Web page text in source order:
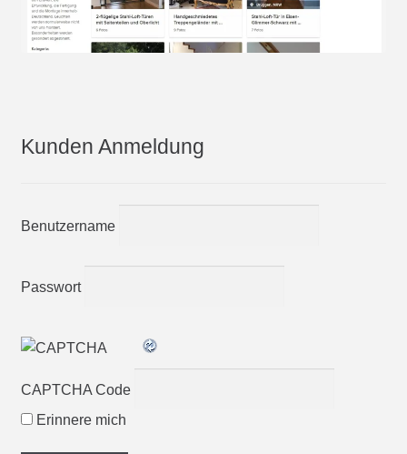
Kunden Anmeldung
Benutzername
Passwort
CAPTCHA Code
Erinnere mich